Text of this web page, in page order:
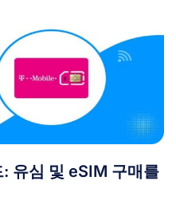
유심 및 eSIM 구매를